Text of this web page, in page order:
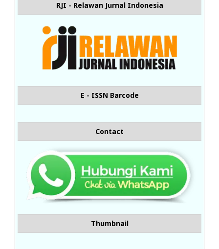
RJI - Relawan Jurnal Indonesia
E - ISSN Barcode
Contact
Thumbnail